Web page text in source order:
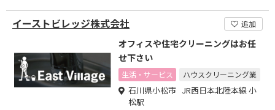
イーストビレッジ株式会社 追加
オフィスや住宅クリーニングはお任
せ下さい
生活・サービス ハウスクリーニング業
石川県小松市 JR西日本北陸本線 小
松駅